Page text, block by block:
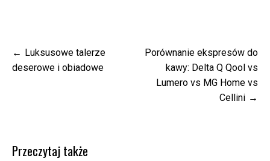
Nawigacja
wpisu
Luksusowe talerze
deserowe i obiadowe
Porównanie ekspresów do
kawy: Delta Q Qool vs
Lumero vs MG Home vs
Cellini
Przeczytaj także